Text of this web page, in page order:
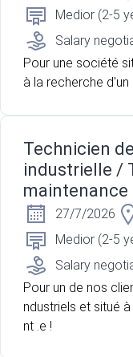
Medior (2-5
Salary
Pour une société
à la recherche d'un
Technicien
industrielle /
27/7/2026
Medior (2-5
Salary
Pour un de nos
ndustriels et situé
nt .e !